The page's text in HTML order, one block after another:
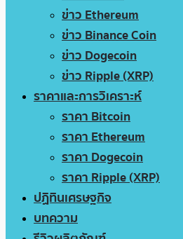
ข่าว Ethereum
ข่าว Binance Coin
ข่าว Dogecoin
ข่าว Ripple (XRP)
ราคาและการวิเคราะห์
ราคา Bitcoin
ราคา Ethereum
ราคา Dogecoin
ราคา Ripple (XRP)
ปฏิทินเศรษฐกิจ
บทความ